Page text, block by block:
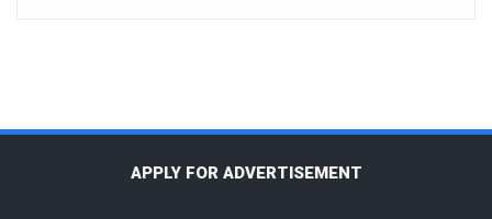
APPLY FOR ADVERTISEMENT